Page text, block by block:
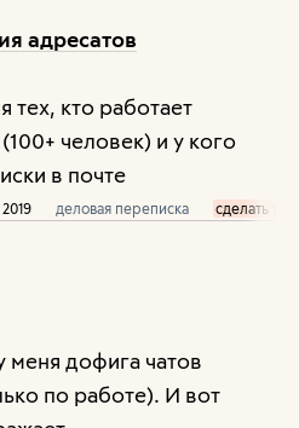
адресатов
тех, кто работает
человек) и у кого
в почте
2019 деловая переписка сделать
меня дофига чатов
по работе). И вот